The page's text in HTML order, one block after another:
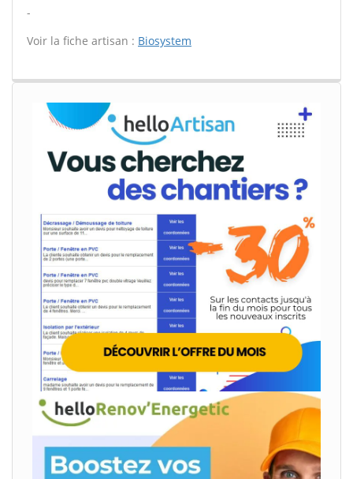
-
Voir la fiche artisan : Biosystem